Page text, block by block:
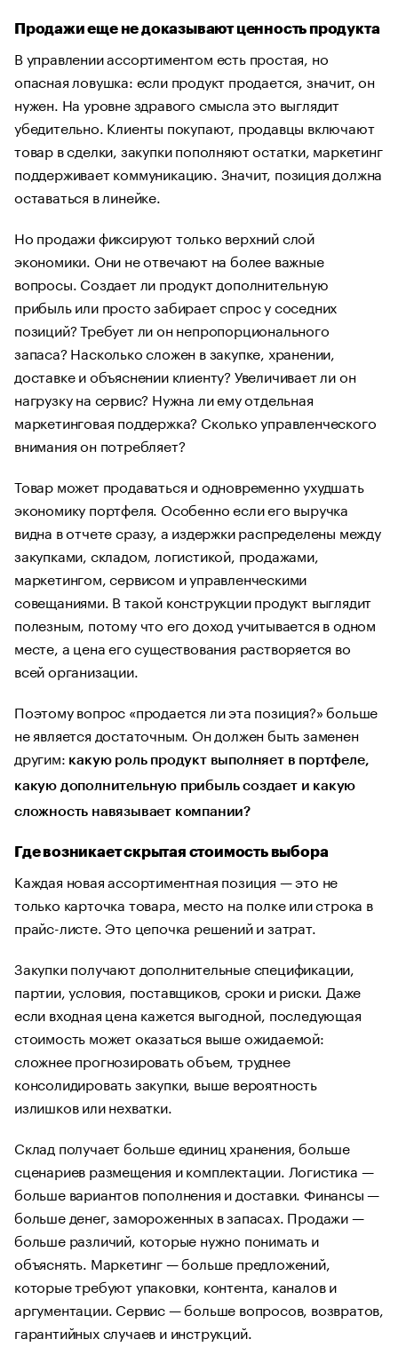
Продажи еще не доказывают ценность продукта
В управлении ассортиментом есть простая, но
опасная ловушка: если продукт продается, значит, он
нужен. На уровне здравого смысла это выглядит
убедительно. Клиенты покупают, продавцы включают
товар в сделки, закупки пополняют остатки, маркетинг
поддерживает коммуникацию. Значит, позиция должна
оставаться в линейке.
Но продажи фиксируют только верхний слой
экономики. Они не отвечают на более важные
вопросы. Создает ли продукт дополнительную
прибыль или просто забирает спрос у соседних
позиций? Требует ли он непропорционального
запаса? Насколько сложен в закупке, хранении,
доставке и объяснении клиенту? Увеличивает ли он
нагрузку на сервис? Нужна ли ему отдельная
маркетинговая поддержка? Сколько управленческого
внимания он потребляет?
Товар может продаваться и одновременно ухудшать
экономику портфеля. Особенно если его выручка
видна в отчете сразу, а издержки распределены между
закупками, складом, логистикой, продажами,
маркетингом, сервисом и управленческими
совещаниями. В такой конструкции продукт выглядит
полезным, потому что его доход учитывается в одном
месте, а цена его существования растворяется во
всей организации.
Поэтому вопрос «продается ли эта позиция?» больше
не является достаточным. Он должен быть заменен
другим: какую роль продукт выполняет в портфеле,
какую дополнительную прибыль создает и какую
сложность навязывает компании?
Где возникает скрытая стоимость выбора
Каждая новая ассортиментная позиция — это не
только карточка товара, место на полке или строка в
прайс-листе. Это цепочка решений и затрат.
Закупки получают дополнительные спецификации,
партии, условия, поставщиков, сроки и риски. Даже
если входная цена кажется выгодной, последующая
стоимость может оказаться выше ожидаемой:
сложнее прогнозировать объем, труднее
консолидировать закупки, выше вероятность
излишков или нехватки.
Склад получает больше единиц хранения, больше
сценариев размещения и комплектации. Логистика —
больше вариантов пополнения и доставки. Финансы —
больше денег, замороженных в запасах. Продажи —
больше различий, которые нужно понимать и
объяснять. Маркетинг — больше предложений,
которые требуют упаковки, контента, каналов и
аргументации. Сервис — больше вопросов, возвратов,
гарантийных случаев и инструкций.